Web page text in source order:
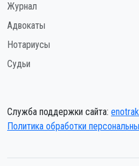
Журнал
Адвокаты
Нотариусы
Судьи
Служба поддержки сайта:
Политика обработки